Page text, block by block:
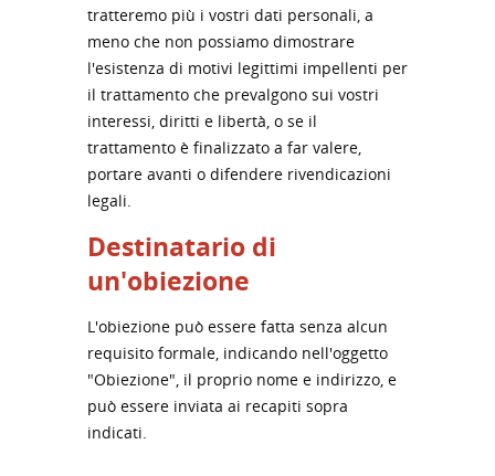
tratteremo più i vostri dati personali, a
meno che non possiamo dimostrare
l'esistenza di motivi legittimi impellenti per
il trattamento che prevalgono sui vostri
interessi, diritti e libertà, o se il
trattamento è finalizzato a far valere,
portare avanti o difendere rivendicazioni
legali.
Destinatario di
un'obiezione
L'obiezione può essere fatta senza alcun
requisito formale, indicando nell'oggetto
"Obiezione", il proprio nome e indirizzo, e
può essere inviata ai recapiti sopra
indicati.